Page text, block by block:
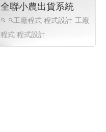
LINE機器人運用個案
查詢庫存現況使用